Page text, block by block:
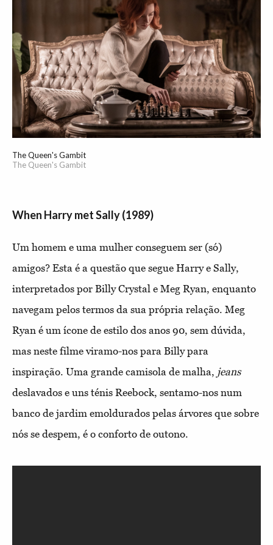
The Queen's Gambit
The Queen's Gambit
When Harry met Sally (1989)
Um homem e uma mulher conseguem ser (só)
amigos? Esta é a questão que segue Harry e Sally,
interpretados por Billy Crystal e Meg Ryan, enquanto
navegam pelos termos da sua própria relação. Meg
Ryan é um ícone de estilo dos anos 90, sem dúvida,
mas neste filme viramo-nos para Billy para
inspiração. Uma grande camisola de malha, jeans
deslavados e uns ténis Reebock, sentamo-nos num
banco de jardim emoldurados pelas árvores que sobre
nós se despem, é o conforto de outono.